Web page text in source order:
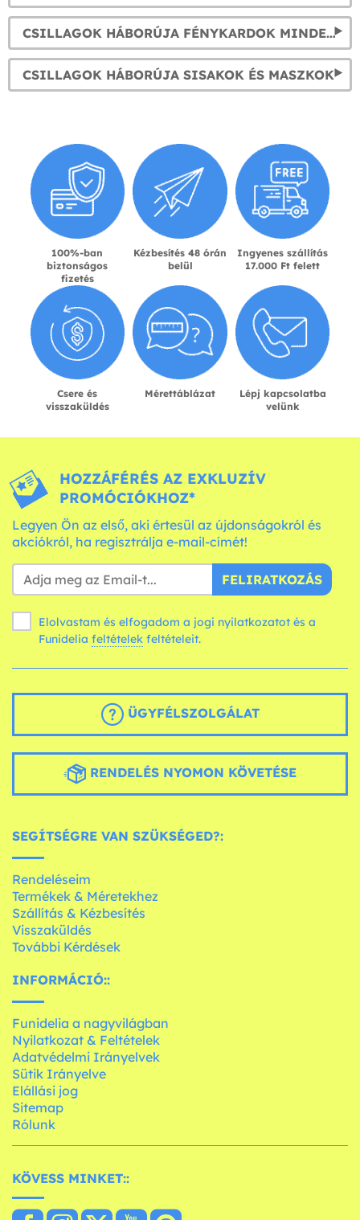
CSILLAGOK HÁBORÚJA FÉNYKARDOK MINDEN KARAKTERHEZ
CSILLAGOK HÁBORÚJA SISAKOK ÉS MASZKOK
100%-ban
biztonságos
fizetés
Kézbesítés 48 órán
belül
Ingyenes szállítás
17.000 Ft felett
Csere és
visszaküldés
Mérettáblázat
Lépj kapcsolatba
velünk
HOZZÁFÉRÉS AZ EXKLUZÍV
PROMÓCIÓKHOZ*
Legyen Ön az első, aki értesül az újdonságokról és
akciókról, ha regisztrálja e-mail-címét!
FELIRATKOZÁS
Elolvastam és elfogadom a jogi nyilatkozatot és a
Funidelia feltételek feltételeit.
ÜGYFÉLSZOLGÁLAT
RENDELÉS NYOMON KÖVETÉSE
SEGÍTSÉGRE VAN SZÜKSÉGED?:
Rendeléseim
Termékek & Méretekhez
Szállítás & Kézbesítés
Visszaküldés
További Kérdések
INFORMÁCIÓ::
Funidelia a nagyvilágban
Nyilatkozat & Feltételek
Adatvédelmi Irányelvek
Sütik Irányelve
Elállási jog
Sitemap
Rólunk
KÖVESS MINKET::